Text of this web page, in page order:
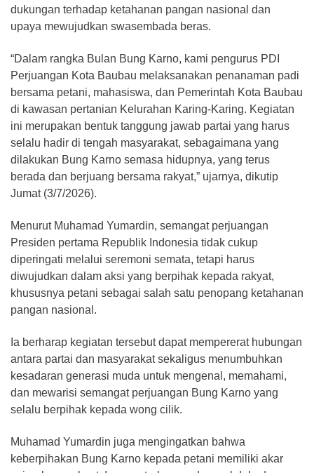
dukungan terhadap ketahanan pangan nasional dan
upaya mewujudkan swasembada beras.
“Dalam rangka Bulan Bung Karno, kami pengurus PDI
Perjuangan Kota Baubau melaksanakan penanaman padi
bersama petani, mahasiswa, dan Pemerintah Kota Baubau
di kawasan pertanian Kelurahan Karing-Karing. Kegiatan
ini merupakan bentuk tanggung jawab partai yang harus
selalu hadir di tengah masyarakat, sebagaimana yang
dilakukan Bung Karno semasa hidupnya, yang terus
berada dan berjuang bersama rakyat,” ujarnya, dikutip
Jumat (3/7/2026).
Menurut Muhamad Yumardin, semangat perjuangan
Presiden pertama Republik Indonesia tidak cukup
diperingati melalui seremoni semata, tetapi harus
diwujudkan dalam aksi yang berpihak kepada rakyat,
khususnya petani sebagai salah satu penopang ketahanan
pangan nasional.
Ia berharap kegiatan tersebut dapat mempererat hubungan
antara partai dan masyarakat sekaligus menumbuhkan
kesadaran generasi muda untuk mengenal, memahami,
dan mewarisi semangat perjuangan Bung Karno yang
selalu berpihak kepada wong cilik.
Muhamad Yumardin juga mengingatkan bahwa
keberpihakan Bung Karno kepada petani memiliki akar